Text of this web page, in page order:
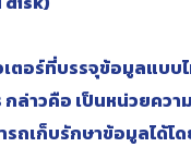
อร์ที่บรรจุข้อมูลแบบไ
ล่าวคือ เป็นหน่วยควา
ถเก็บรักษาข้อมูลได้โ